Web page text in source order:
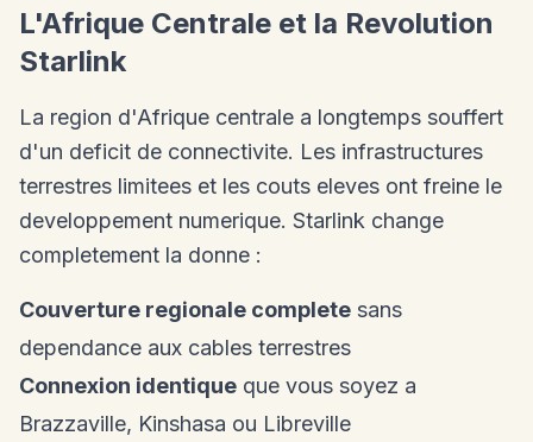
L'Afrique Centrale et la Revolution
Starlink
La region d'Afrique centrale a longtemps souffert
d'un deficit de connectivite. Les infrastructures
terrestres limitees et les couts eleves ont freine le
developpement numerique. Starlink change
completement la donne :
Couverture regionale complete sans
dependance aux cables terrestres
Connexion identique que vous soyez a
Brazzaville, Kinshasa ou Libreville